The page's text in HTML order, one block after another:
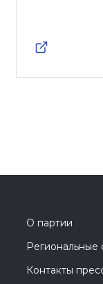
О партии
Региональные
Контакты